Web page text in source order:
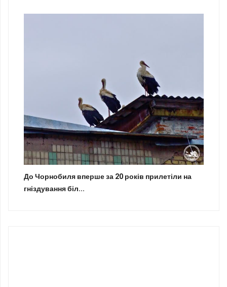
До Чорнобиля вперше за 20 років прилетіли на
гніздування біл...